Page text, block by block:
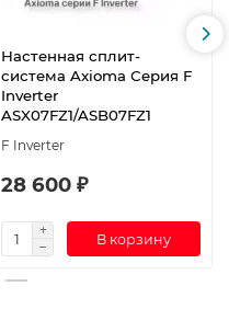
Настенная сплит-
система Axioma Серия F
Inverter
ASX07FZ1/ASB07FZ1
F Inverter
28 600 ₽
В корзину